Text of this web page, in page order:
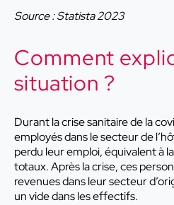
Source : Statista 2023
Comment
situation ?
Durant la crise sanitaire de la
employés dans le secteur de
perdu leur emploi, équivalent à
totaux. Après la crise, ces
revenues dans leur secteur
un vide dans les effectifs.